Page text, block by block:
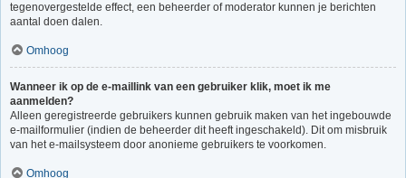
tegenovergestelde effect, een beheerder of moderator kunnen je berichten
aantal doen dalen.
Omhoog
Wanneer ik op de e-maillink van een gebruiker klik, moet ik me
aanmelden?
Alleen geregistreerde gebruikers kunnen gebruik maken van het ingebouwde
e-mailformulier (indien de beheerder dit heeft ingeschakeld). Dit om misbruik
van het e-mailsysteem door anonieme gebruikers te voorkomen.
Omhoog